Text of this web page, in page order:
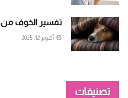
تفسير الخوف من
أكتوبر 12, 2025
تصنيفات